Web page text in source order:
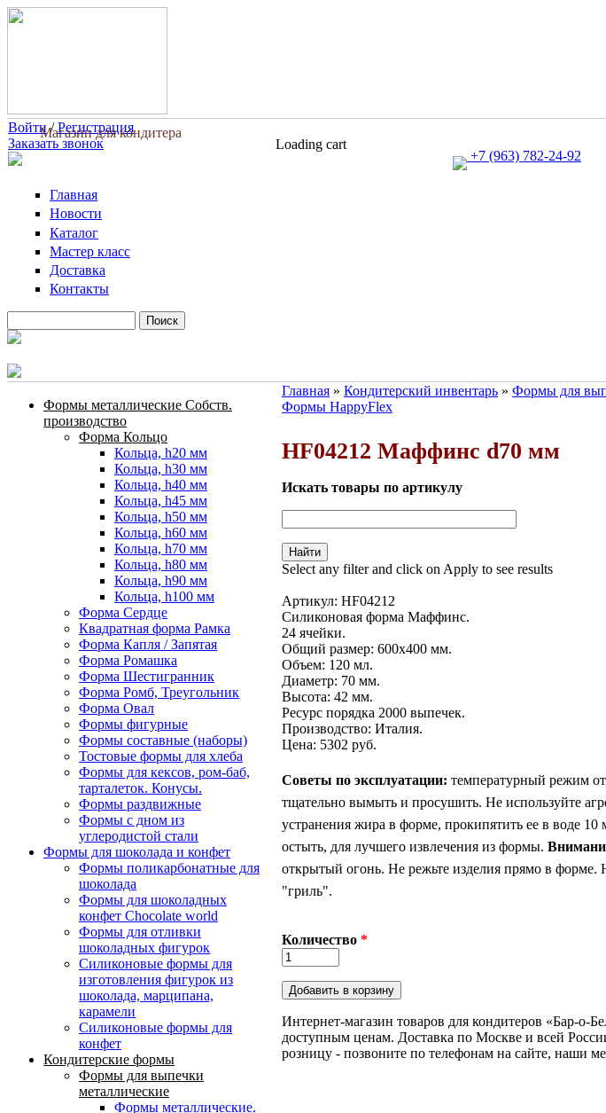
Перейти к основному содержанию
Магазин для кондитера
Войти/Регистрация
Заказать звонок
Loading cart
+7 (963) 782-24-92
Главная
Новости
Каталог
Мастер класс
Доставка
Контакты
Форма поиска
Формы металлические Собств.
производство
Форма Кольцо
Кольца, h20 мм
Кольца, h30 мм
Кольца, h40 мм
Кольца, h45 мм
Кольца, h50 мм
Кольца, h60 мм
Кольца, h70 мм
Кольца, h80 мм
Кольца, h90 мм
Кольца, h100 мм
Форма Сердце
Квадратная форма Рамка
Форма Капля / Запятая
Форма Ромашка
Форма Шестигранник
Форма Ромб, Треугольник
Форма Овал
Формы фигурные
Формы составные (наборы)
Тостовые формы для хлеба
Формы для кексов, ром-баб,
тарталеток. Конусы.
Формы раздвижные
Формы с дном из
углеродистой стали
Формы для шоколада и конфет
Формы поликарбонатные для
шоколада
Формы для шоколадных
конфет Сhocolate world
Формы для отливки
шоколадных фигурок
Силиконовые формы для
изготовления фигурок из
шоколада, марципана,
карамели
Силиконовые формы для
конфет
Кондитерские формы
Формы для выпечки
металлические
Формы металлические.
Вы здесь
Главная » Кондитерский инвентарь » Формы для
Формы HappyFlex
HF04212 Маффинс d70 мм
Искать товары по артикулу
Select any filter and click on Apply to see results
Артикул: HF04212
Силиконовая форма Маффинс.
24 ячейки.
Общий размер: 600х400 мм.
Объем: 120 мл.
Диаметр: 70 мм.
Высота: 42 мм.
Ресурс порядка 2000 выпечек.
Производство: Италия.
Цена: 5302 руб.
Советы по эксплуатации: температурный режим
тщательно вымыть и просушить. Не используйте
устранения жира в форме, прокипятить ее в воде
остыть, для лучшего извлечения из формы.
открытый огонь. Не режьте изделия прямо в
"гриль".
Количество *
Интернет-магазин товаров для кондитеров «Бар-
доступным ценам. Доставка по Москве и всей
розницу - позвоните по телефонам на сайте, наши